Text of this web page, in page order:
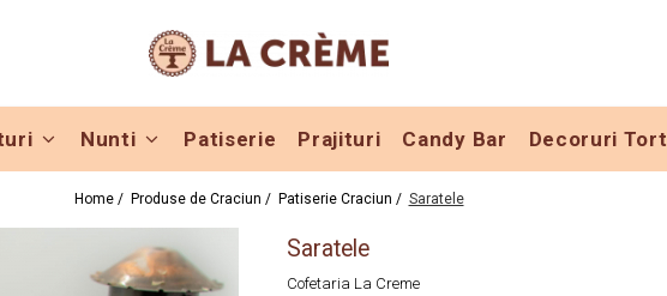
Nunti Patiserie Prajituri Candy Bar Decoruri Tort
Home / Produse de Craciun / Patiserie Craciun / Saratele
Saratele
Cofetaria La Creme